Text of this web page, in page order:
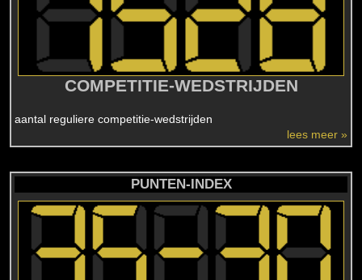
COMPETITIE-WEDSTRIJDEN
aantal reguliere competitie-wedstrijden
lees meer »
PUNTEN-INDEX